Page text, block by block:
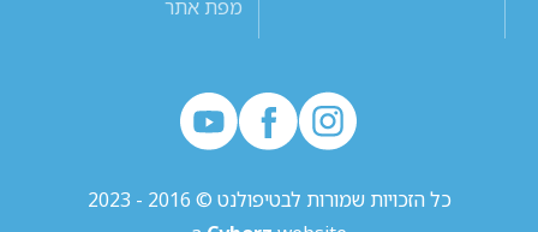
מפת אתר
כל הזכויות שמורות לבטיפולנט © 2016 - 2023